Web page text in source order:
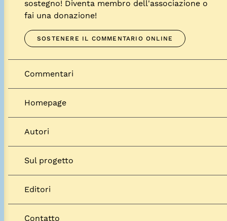
sostegno! Diventa membro dell'associazione o
fai una donazione!
SOSTENERE IL COMMENTARIO ONLINE
Commentari
Homepage
Autori
Sul progetto
Editori
Contatto